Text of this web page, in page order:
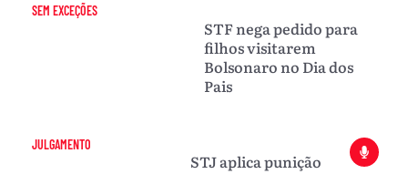
SEM EXCEÇÕES
STF nega pedido para
filhos visitarem
Bolsonaro no Dia dos
Pais
JULGAMENTO
STJ aplica punição